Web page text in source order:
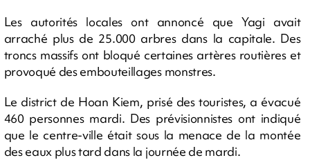
Les autorités locales ont annoncé que Yagi avait
arraché plus de 25.000 arbres dans la capitale. Des
troncs massifs ont bloqué certaines artères routières et
provoqué des embouteillages monstres.
Le district de Hoan Kiem, prisé des touristes, a évacué
460 personnes mardi. Des prévisionnistes ont indiqué
que le centre-ville était sous la menace de la montée
des eaux plus tard dans la journée de mardi.